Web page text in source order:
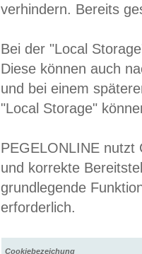
verhindern. Bereits
Bei der "Local
Diese können auch
und bei einem
"Local Storage"
PEGELONLINE nutzt
und korrekte
grundlegende
erforderlich.
Cookiebezeichung